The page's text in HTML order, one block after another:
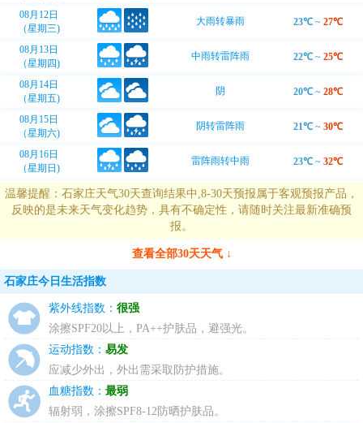
08月12日
（星期三)
大雨转暴雨 23℃~ 27℃
08月13日
（星期四)
中雨转雷阵雨 22℃~ 25℃
08月14日
（星期五)
阴 20℃~ 28℃
08月15日
（星期六)
阴转雷阵雨 21℃~ 30℃
08月16日
（星期日)
雷阵雨转中雨 23℃~ 32℃
温馨提醒：石家庄天气30天查询结果中,8-30天预报属于客观预报产品，
反映的是未来天气变化趋势，具有不确定性，请随时关注最新准确预
报。
查看全部30天天气 ↓
石家庄今日生活指数
紫外线指数： 很强
涂擦SPF20以上，PA++护肤品，避强光。
运动指数： 易发
应减少外出，外出需采取防护措施。
血糖指数： 最弱
辐射弱，涂擦SPF8-12防晒护肤品。